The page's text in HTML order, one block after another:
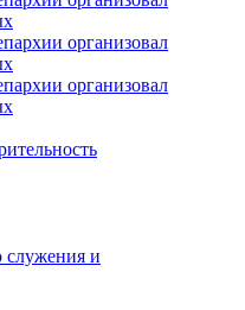
служения и